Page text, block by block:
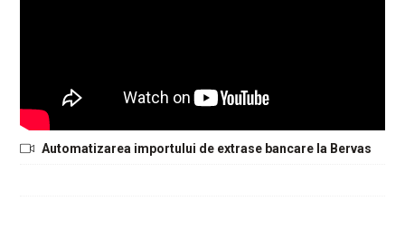
Automatizarea importului de extrase bancare la Bervas